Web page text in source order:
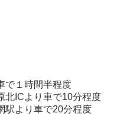
で１時間半程度
北ICより車で10分程度
駅より車で20分程度